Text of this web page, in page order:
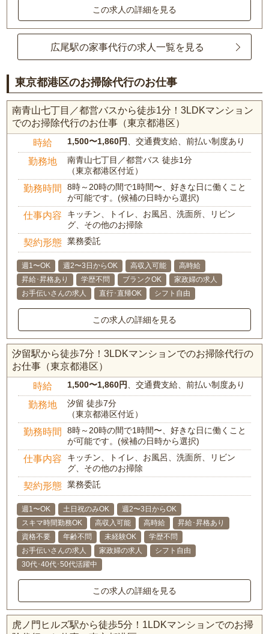
この求人の詳細を見る
広尾駅の家事代行の求人一覧を見る
東京都港区のお掃除代行のお仕事
南青山七丁目／都営バスから徒歩1分！3LDKマンション
でのお掃除代行のお仕事（東京都港区）
時給 1,500〜1,860円 、交通費支給、前払い制度あり
勤務地
南青山七丁目／都営バス 徒歩1分
（東京都港区付近）
勤務時間
8時～20時の間で1時間〜、好きな日に働くこと
が可能です。(候補の日時から選択)
仕事内容
キッチン、トイレ、お風呂、洗面所、リビン
グ、その他のお掃除
契約形態 業務委託
週1〜OK 週2〜3日からOK 高収入可能
高時給
昇給･昇格あり
学歴不問 ブランクOK
家政婦の求人
お手伝いさんの求人
直行･直帰OK シフト自由
この求人の詳細を見る
汐留駅から徒歩7分！3LDKマンションでのお掃除代行の
お仕事（東京都港区）
時給 1,500〜1,860円 、交通費支給、前払い制度あり
勤務地
汐留 徒歩7分
（東京都港区付近）
勤務時間
8時～20時の間で1時間〜、好きな日に働くこと
が可能です。(候補の日時から選択)
仕事内容
キッチン、トイレ、お風呂、洗面所、リビン
グ、その他のお掃除
契約形態 業務委託
週1〜OK 土日祝のみOK
週2〜3日からOK
スキマ時間勤務OK
高収入可能 高時給
昇給･昇格あり
資格不要
年齢不問 未経験OK
学歴不問
お手伝いさんの求人
家政婦の求人
シフト自由
30代･40代･50代活躍中
この求人の詳細を見る
虎ノ門ヒルズ駅から徒歩5分！1LDKマンションでのお掃